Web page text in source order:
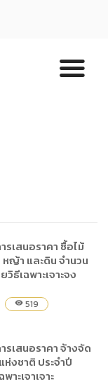
รเสนอราคา ซื้อไม้
ญ้า และดิน จำนวน
วิธีเฉพาะเจาะจง
visibility 519
รเสนอราคา จ้างจัด
งชาติ ประจำปี
าะเจาเจาะ